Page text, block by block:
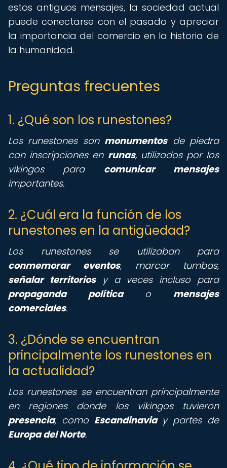
estos antiguos mensajes, la sociedad actual
puede conectarse con el pasado y apreciar
la importancia del comercio en la historia de
la humanidad.
Preguntas frecuentes
1. ¿Qué son los runestones?
Los runestones son monumentosde piedra
con inscripciones en runas, utilizados por los
vikingos para comunicar mensajes
importantes.
2. ¿Cuál era la función de los
runestones en la antigüedad?
Los runestones se utilizaban para
conmemorar eventos, marcar tumbas,
señalar territoriosy a veces incluso para
propaganda políticao mensajes
comerciales.
3. ¿Dónde se encuentran
principalmente los runestones en
la actualidad?
Los runestones se encuentran principalmente
en regiones donde los vikingos tuvieron
presencia, como Escandinaviay partes de
Europa del Norte.